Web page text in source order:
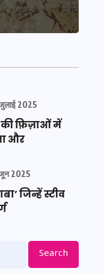
2025
फ़िज़ाओं में
और
2025
जिन्हें स्टीव
Search